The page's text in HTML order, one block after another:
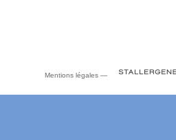
Mentions légales —